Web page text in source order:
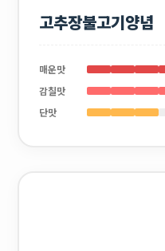
고추장불고기양념
매운맛
감칠맛
단맛